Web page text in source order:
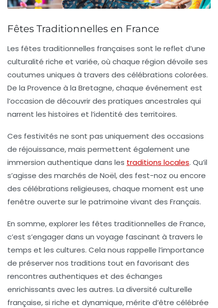
Fêtes Traditionnelles en France
Les fêtes traditionnelles françaises sont le reflet d’une
culturalité riche et variée, où chaque région dévoile ses
coutumes uniques à travers des célébrations colorées.
De la Provence à la Bretagne, chaque événement est
l’occasion de découvrir des pratiques ancestrales qui
narrent les histoires et l’identité des territoires.
Ces festivités ne sont pas uniquement des occasions
de réjouissance, mais permettent également une
immersion authentique dans les traditions locales. Qu’il
s’agisse des marchés de Noël, des fest-noz ou encore
des célébrations religieuses, chaque moment est une
fenêtre ouverte sur le patrimoine vivant des Français.
En somme, explorer les fêtes traditionnelles de France,
c’est s’engager dans un voyage fascinant à travers le
temps et les cultures. Cela nous rappelle l’importance
de préserver nos traditions tout en favorisant des
rencontres authentiques et des échanges
enrichissants avec les autres. La diversité culturelle
française, si riche et dynamique, mérite d’être célébrée